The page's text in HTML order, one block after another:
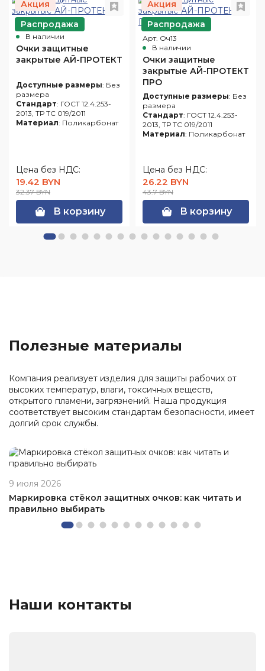
Акция
Распродажа
Арт. Оч10
В наличии
Очки защитные
закрытые АЙ-ПРОТЕКТ
Доступные размеры: Без
размера
Стандарт: ГОСТ 12.4.253-
2013, ТР ТС 019/2011
Материал: Поликарбонат
Цена без НДС:
19.42 BYN
32.37 BYN
В корзину
Акция
Распродажа
Арт. Оч13
В наличии
Очки защитные
закрытые АЙ-ПРОТЕКТ
ПРО
Доступные размеры: Без
размера
Стандарт: ГОСТ 12.4.253-
2013, ТР ТС 019/2011
Материал: Поликарбонат
Цена без НДС:
26.22 BYN
43.7 BYN
В корзину
Полезные материалы
Компания реализует изделия для защиты рабочих от
высоких температур, влаги, токсичных веществ,
открытого пламени, загрязнений. Наша продукция
соответствует высоким стандартам безопасности, имеет
долгий срок службы.
9 июля 2026
Маркировка стёкол защитных очков: как читать и
правильно выбирать
Наши контакты